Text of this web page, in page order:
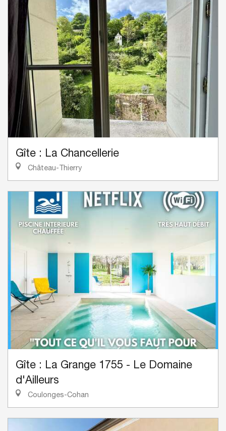
Gîte : La Chancellerie
Château-Thierry
Gîte : La Grange 1755 - Le Domaine
d'Ailleurs
Coulonges-Cohan